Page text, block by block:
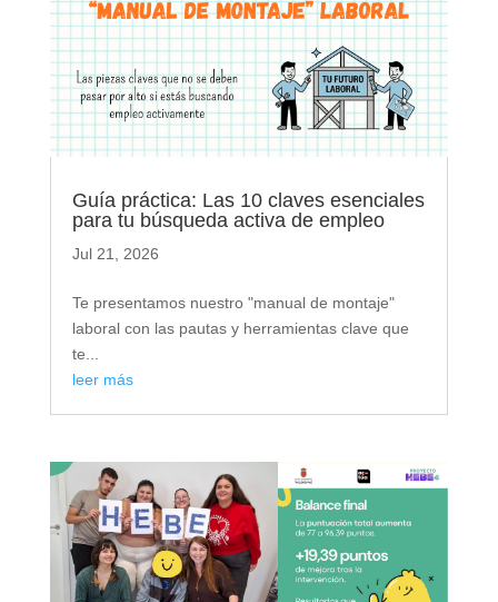
Guía práctica: Las 10 claves esenciales
para tu búsqueda activa de empleo
Jul 21, 2026
Te presentamos nuestro "manual de montaje"
laboral con las pautas y herramientas clave que
te...
leer más